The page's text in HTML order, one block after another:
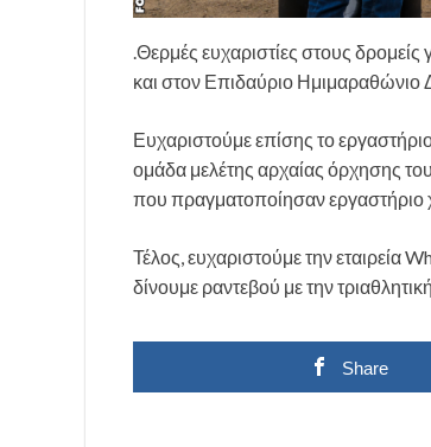
.Θερμές ευχαριστίες στους δρομείς
και στον Επιδαύριο
Ευχαριστούμε επίσης το
ομάδα μελέτης αρχαίας όρχησης
που πραγματοποίησαν εργαστήριο
Τέλος, ευχαριστούμε την εταιρεία
δίνουμε ραντεβού με την
Share